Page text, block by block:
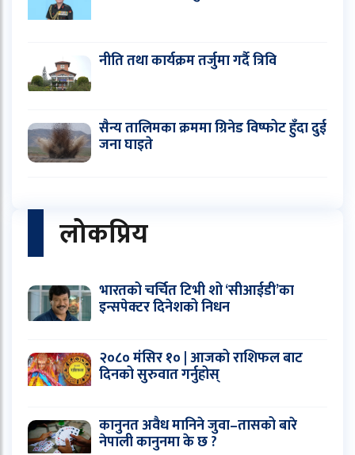
नीति तथा कार्यक्रम तर्जुमा गर्दै त्रिवि
सैन्य तालिमका क्रममा ग्रिनेड विष्फोट हुँदा दुई
जना घाइते
लोकप्रिय
भारतको चर्चित टिभी शो ‘सीआईडी’का
इन्सपेक्टर दिनेशको निधन
२०८० मंसिर १० | आजको राशिफल बाट
दिनको सुरुवात गर्नुहोस्
कानुनत अवैध मानिने जुवा–तासको बारे
नेपाली कानुनमा के छ ?